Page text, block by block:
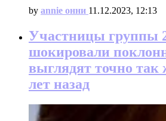
by annie онни 11.12.2023, 12:13
Участницы группы
шокировали
выглядят точно так
лет назад